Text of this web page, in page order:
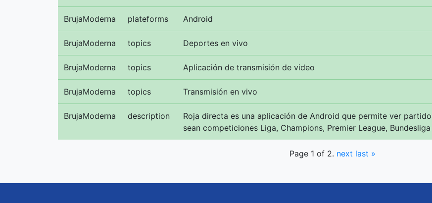
BrujaModerna plateforms Android
BrujaModerna topics Deportes en vivo
BrujaModerna topics Aplicación de transmisión de video
BrujaModerna topics Transmisión en vivo
BrujaModerna description
Roja directa es una aplicación de Android que permite ver
sean competiciones Liga, Champions, Premier League, Bundesliga
Page 1 of 2. next last »